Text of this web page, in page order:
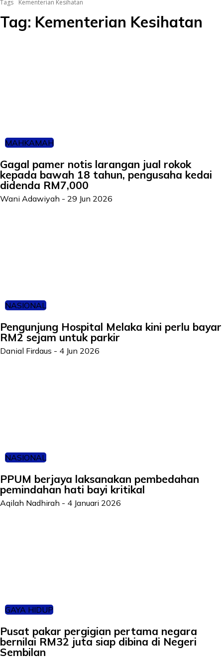
Tags Kementerian Kesihatan
Tag: Kementerian Kesihatan
MAHKAMAH
Gagal pamer notis larangan jual rokok
kepada bawah 18 tahun, pengusaha kedai
didenda RM7,000
Wani Adawiyah - 29 Jun 2026
NASIONAL
Pengunjung Hospital Melaka kini perlu bayar
RM2 sejam untuk parkir
Danial Firdaus - 4 Jun 2026
NASIONAL
PPUM berjaya laksanakan pembedahan
pemindahan hati bayi kritikal
Aqilah Nadhirah - 4 Januari 2026
GAYA HIDUP
Pusat pakar pergigian pertama negara
bernilai RM32 juta siap dibina di Negeri
Sembilan